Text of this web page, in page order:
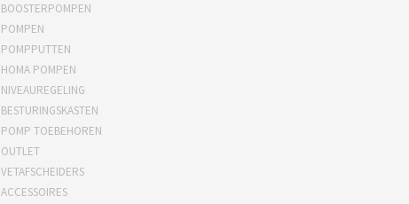
BOOSTERPOMPEN
POMPEN
POMPPUTTEN
HOMA POMPEN
NIVEAUREGELING
BESTURINGSKASTEN
POMP TOEBEHOREN
OUTLET
VETAFSCHEIDERS
ACCESSOIRES